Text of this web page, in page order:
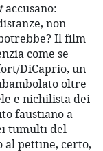
accusano:
non
Il film
come se
DiCaprio, un
oltre
e nichilista dei
faustiano a
tumulti del
al pettine, certo,